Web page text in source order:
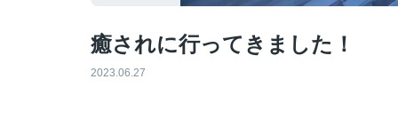
癒されに行ってきました！
2023.06.27